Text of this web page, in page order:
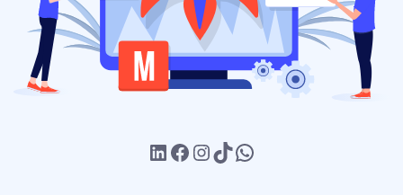
LinkedIn
Facebook
Instagram
TikTokWhatsApp